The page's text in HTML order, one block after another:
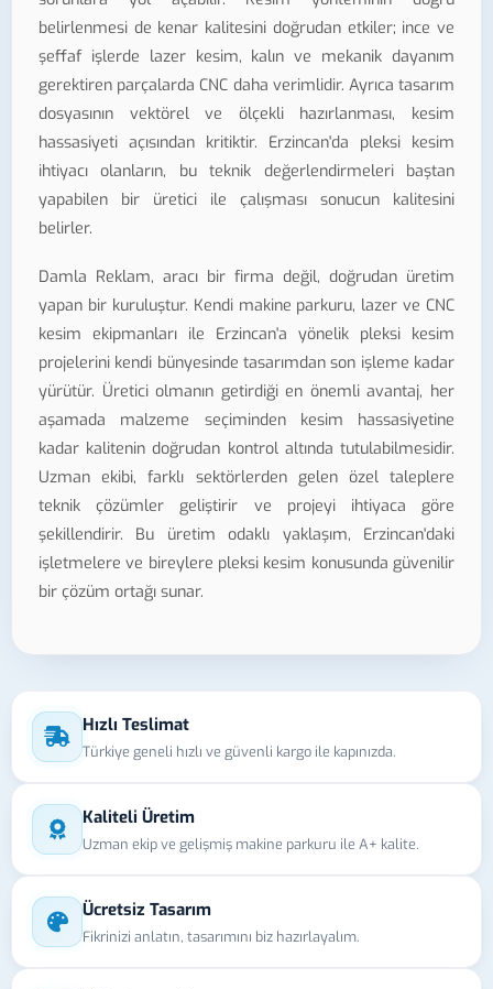
belirlenmesi de kenar kalitesini doğrudan etkiler; ince ve
şeffaf işlerde lazer kesim, kalın ve mekanik dayanım
gerektiren parçalarda CNC daha verimlidir. Ayrıca tasarım
dosyasının vektörel ve ölçekli hazırlanması, kesim
hassasiyeti açısından kritiktir. Erzincan'da pleksi kesim
ihtiyacı olanların, bu teknik değerlendirmeleri baştan
yapabilen bir üretici ile çalışması sonucun kalitesini
belirler.
Damla Reklam, aracı bir firma değil, doğrudan üretim
yapan bir kuruluştur. Kendi makine parkuru, lazer ve CNC
kesim ekipmanları ile Erzincan'a yönelik pleksi kesim
projelerini kendi bünyesinde tasarımdan son işleme kadar
yürütür. Üretici olmanın getirdiği en önemli avantaj, her
aşamada malzeme seçiminden kesim hassasiyetine
kadar kalitenin doğrudan kontrol altında tutulabilmesidir.
Uzman ekibi, farklı sektörlerden gelen özel taleplere
teknik çözümler geliştirir ve projeyi ihtiyaca göre
şekillendirir. Bu üretim odaklı yaklaşım, Erzincan'daki
işletmelere ve bireylere pleksi kesim konusunda güvenilir
bir çözüm ortağı sunar.
Hızlı Teslimat
Türkiye geneli hızlı ve güvenli kargo ile kapınızda.
Kaliteli Üretim
Uzman ekip ve gelişmiş makine parkuru ile A+ kalite.
Ücretsiz Tasarım
Fikrinizi anlatın, tasarımını biz hazırlayalım.